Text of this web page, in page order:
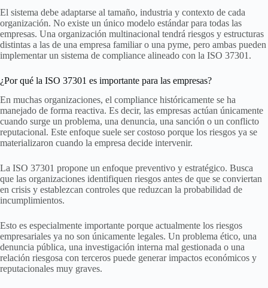
El sistema debe adaptarse al tamaño, industria y contexto de cada
organización. No existe un único modelo estándar para todas las
empresas. Una organización multinacional tendrá riesgos y estructuras
distintas a las de una empresa familiar o una pyme, pero ambas pueden
implementar un sistema de compliance alineado con la ISO 37301.
¿Por qué la ISO 37301 es importante para las empresas?
En muchas organizaciones, el compliance históricamente se ha
manejado de forma reactiva. Es decir, las empresas actúan únicamente
cuando surge un problema, una denuncia, una sanción o un conflicto
reputacional. Este enfoque suele ser costoso porque los riesgos ya se
materializaron cuando la empresa decide intervenir.
La ISO 37301 propone un enfoque preventivo y estratégico. Busca
que las organizaciones identifiquen riesgos antes de que se conviertan
en crisis y establezcan controles que reduzcan la probabilidad de
incumplimientos.
Esto es especialmente importante porque actualmente los riesgos
empresariales ya no son únicamente legales. Un problema ético, una
denuncia pública, una investigación interna mal gestionada o una
relación riesgosa con terceros puede generar impactos económicos y
reputacionales muy graves.